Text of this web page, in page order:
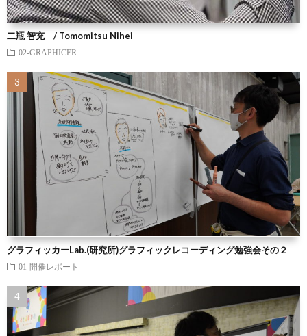
二瓶 智充 / Tomomitsu Nihei
02-GRAPHICER
グラフィッカーLab.(研究所)グラフィックレコーディング勉強会その２
01-開催レポート